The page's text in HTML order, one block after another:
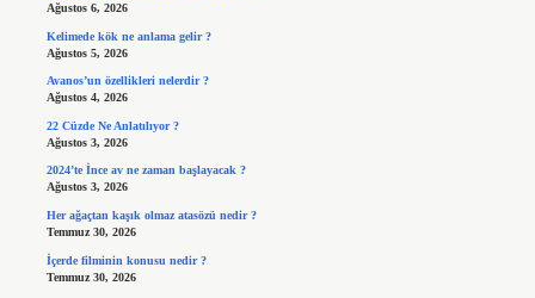
Ağustos 6, 2026
Kelimede kök ne anlama gelir ?
Ağustos 5, 2026
Avanos’un özellikleri nelerdir ?
Ağustos 4, 2026
22 Cüzde Ne Anlatılıyor ?
Ağustos 3, 2026
2024’te İnce av ne zaman başlayacak ?
Ağustos 3, 2026
Her ağaçtan kaşık olmaz atasözü nedir ?
Temmuz 30, 2026
İçerde filminin konusu nedir ?
Temmuz 30, 2026